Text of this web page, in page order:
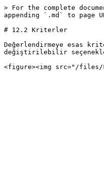
> For the complete
appending `.md` to page
# 12.2 Kriterler
Değerlendirmeye esas
değiştirilebilir